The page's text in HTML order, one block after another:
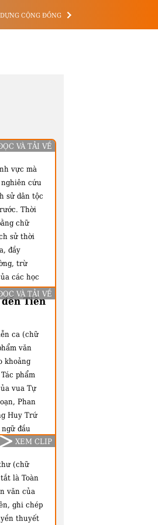
CỘNG ĐỒNG
vực mà
cứu
sử dân tộc
Thời
chữ
sử thời
đầy
trừ
các học
Bác
Duy Anh
xưa
tế ẩn
đối chiếu
đi tìm lại
VÀ TẢI VỀ
Tiền
ca (chữ
văn
khoảng
phẩm
vua Tự
Phan
Huy Trứ
đầu
Trương
diễn ca
chép
và
VÀ TẢI VỀ
(chữ
là Toàn
văn của
ghi chép
thuyết
XEM CLIP